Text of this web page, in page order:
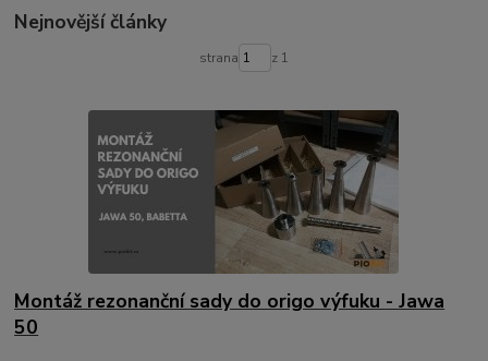
Nejnovější články
strana z 1
Montáž rezonanční sady do origo výfuku - Jawa
50